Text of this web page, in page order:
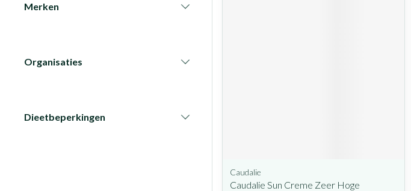
Merken
Organisaties
Dieetbeperkingen
Caudalie
Caudalie Sun Creme Zeer Hoge